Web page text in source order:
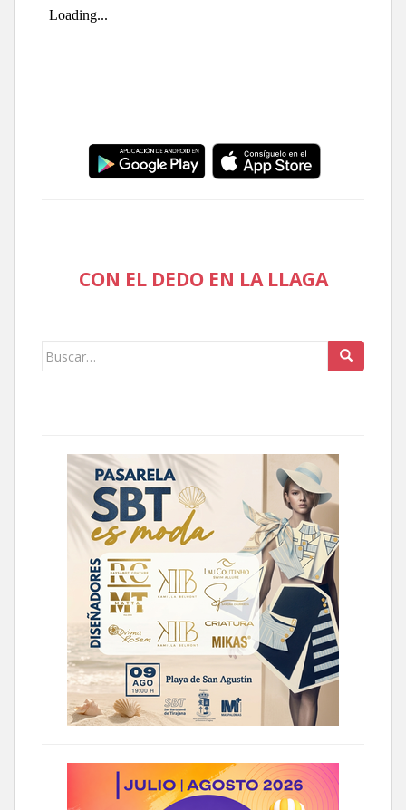
CON EL DEDO EN LA LLAGA
Buscar: